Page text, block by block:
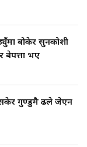
बोकेर सुनकोशी
बेपत्ता भए
गुण्डुमै ढले जेएन